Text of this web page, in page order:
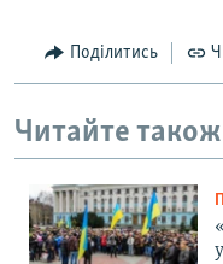
Поділитись
Читайте також